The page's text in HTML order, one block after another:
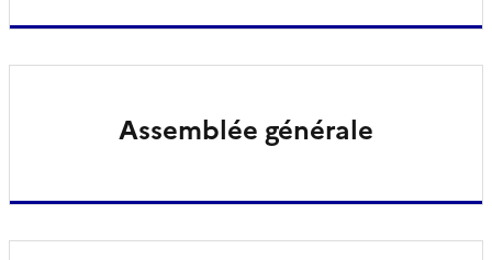
Assemblée générale